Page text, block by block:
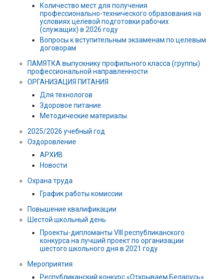
Количество мест для получения
профессионально-технического образования на
условиях целевой подготовки рабочих
(служащих) в 2026 году
Вопросы к вступительным экзаменам по целевым
договорам
ПАМЯТКА выпускнику профильного класса (группы)
профессиональной направленности
ОРГАНИЗАЦИЯ ПИТАНИЯ
Для технологов
Здоровое питание
Методические материалы
2025/2026 учебный год
Оздоровление
АРХИВ
Новости
Охрана труда
График работы комиссии
Повышение квалификации
Шестой школьный день
Проекты-дипломанты VIII республиканского
конкурса на лучший проект по организации
шестого школьного дня в 2021 году
Мероприятия
Республиканский конкурс «Открываем Беларусь»